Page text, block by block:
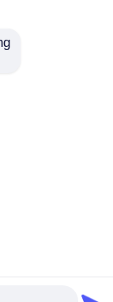
phun dọc tự